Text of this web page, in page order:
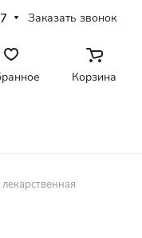
Заказать звонок
Корзина